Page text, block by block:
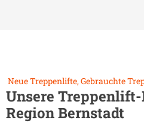
Neue Treppenlifte, Gebrauchte
Unsere
RegionBernstadt